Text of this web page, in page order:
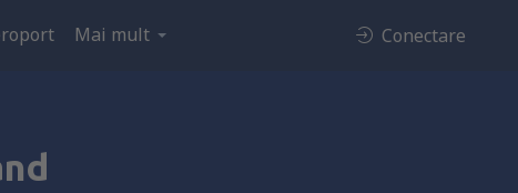
Mai mult Conectare